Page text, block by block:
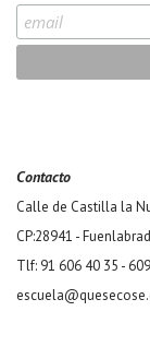
Contacto
Calle de Castilla la
CP:28941 -
Tlf: 91 606 40 35 -